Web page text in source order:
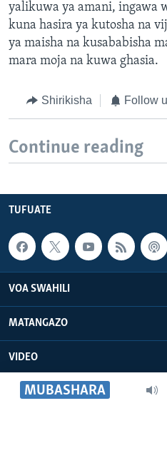
MUBASHARA
yalikuwa ya amani, ingawa
kuna hasira ya kutosha na
ya maisha na kusababisha
mara moja na kuwa ghasia.
Shirikisha Follow
Continue reading
TUFUATE
VOA SWAHILI
MATANGAZO
VIDEO
VOA AFRICA